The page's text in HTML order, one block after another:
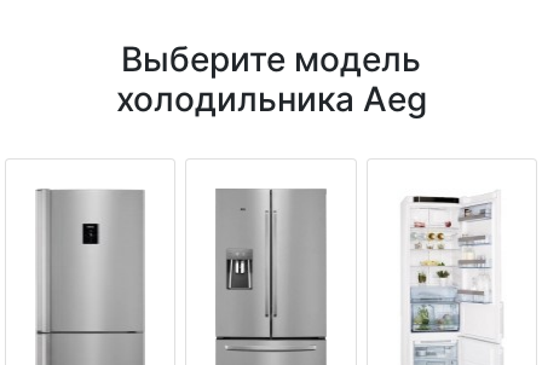
Выберите модель
холодильника Aeg